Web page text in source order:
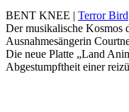
BENT KNEE | Terror Bird
Der musikalische
Ausnahmesängerin
Die neue Platte „Land
Abgestumpftheit einer